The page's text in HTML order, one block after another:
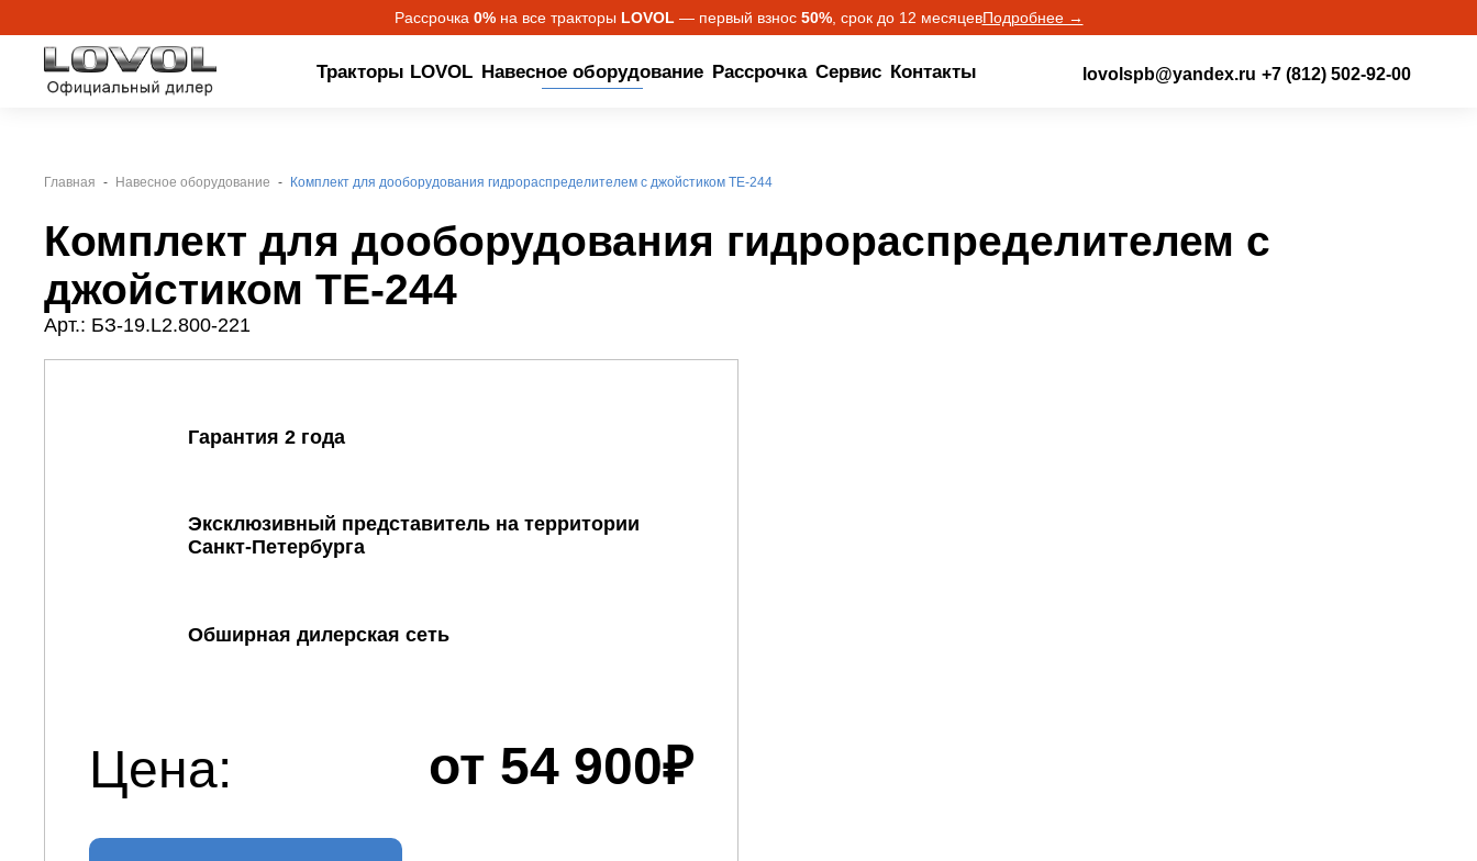
Рассрочка 0%на все тракторы LOVOL — первый взнос 50%, срок до 12 месяцевПодробнее →
Тракторы LOVOL Навесное оборудование Рассрочка Сервис Контакты lovolspb@yandex.ru +7 (812) 502-92-00
Главная Навесное оборудование Комплект для дооборудования гидрораспределителем с джойстиком TE-244
Комплект для дооборудования гидрораспределителем с
джойстиком TE-244
Арт.: БЗ-19.L2.800-221
Гарантия 2 года
Эксклюзивный представитель на территории
Санкт-Петербурга
Обширная дилерская сеть
Цена: от 54 900₽